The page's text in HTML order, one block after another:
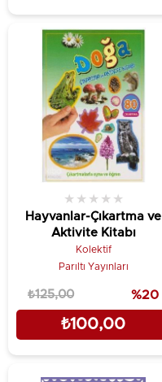
Hayvanlar-Çıkartma ve
Aktivite Kitabı
★ ★ ★ ★ ★
Kolektif
Parıltı Yayınları
₺100,00
₺125,00 %20